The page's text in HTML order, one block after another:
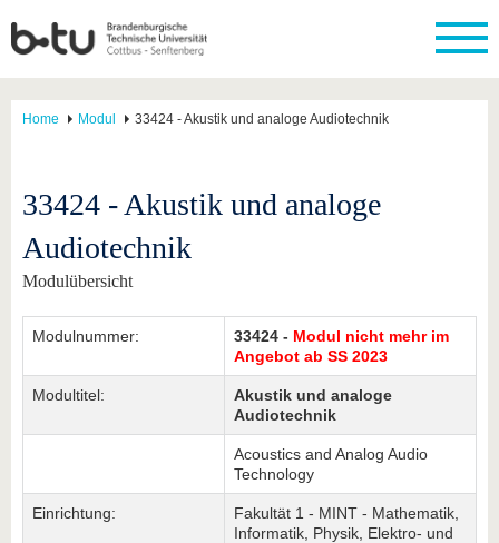
Home Modul 33424 - Akustik und analoge Audiotechnik
33424 - Akustik und analoge
Audiotechnik
Modulübersicht
Modulnummer: 33424 - Modul nicht mehr im
Angebot ab SS 2023
Modultitel:
Akustik und analoge
Audiotechnik
Acoustics and Analog Audio
Technology
Einrichtung:
Fakultät 1 - MINT - Mathematik,
Informatik, Physik, Elektro- und